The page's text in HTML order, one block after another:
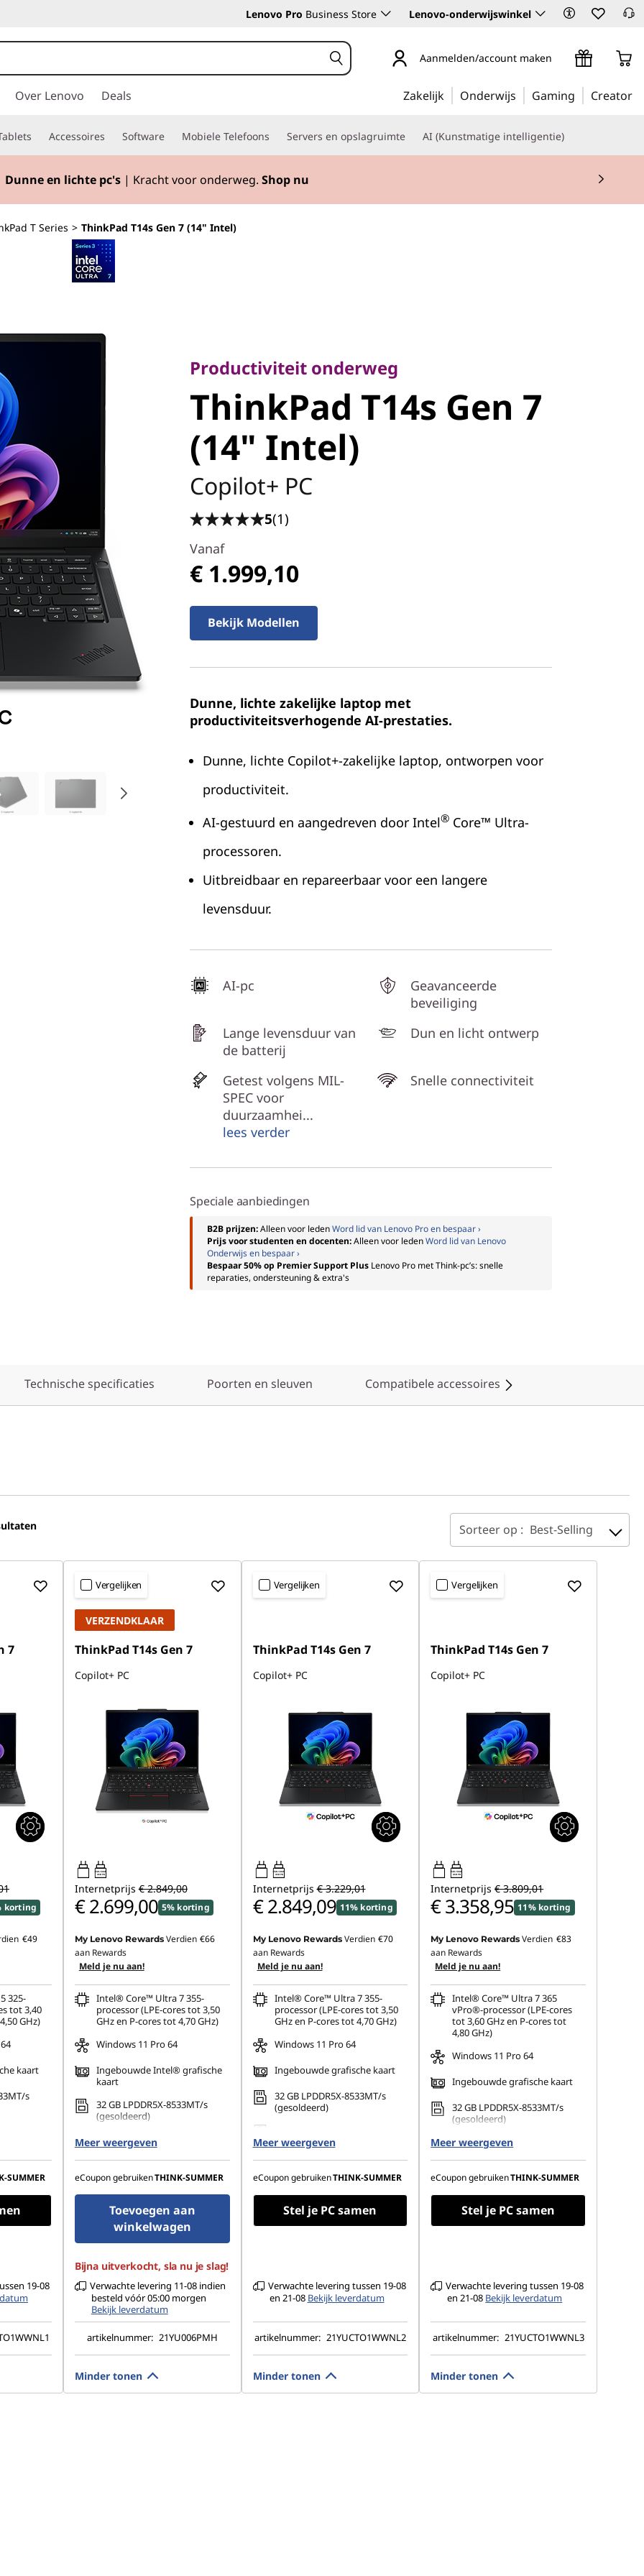
Lenovo Pro Business Store Lenovo-onderwijswinkel
Aanmelden/account maken
Over Lenovo Deals Zakelijk Onderwijs Gaming Creator
Accessoires Software Mobiele Telefoons Servers en opslagruimte AI (Kunstmatige intelligentie)
Dunne en lichte pc's| Kracht voor onderweg. Shop nu
T Series > ThinkPad T14s Gen 7 (14" Intel)
ThinkPad T14s Gen
7 (14" Intel)
Productiviteit onderweg
ThinkPad T14s Gen 7
(14" Intel)
Copilot+ PC
5(1)
Vanaf
€ 1.999,10
Bekijk Modellen
Dunne, lichte zakelijke laptop met
productiviteitsverhogende AI-prestaties.
Dunne, lichte Copilot+-zakelijke laptop, ontworpen voor
productiviteit.
AI-gestuurd en aangedreven door Intel® Core™ Ultra-
processoren.
Uitbreidbaar en repareerbaar voor een langere
levensduur.
AI-pc
Geavanceerde
beveiliging
Lange levensduur van
de batterij
Dun en licht ontwerp
Getest volgens MIL-
SPEC voor
duurzaamhei...
lees verder
Snelle connectiviteit
Speciale aanbiedingen
B2B prijzen:Alleen voor ledenWord lid van Lenovo Pro en bespaar ›
Prijs voor studenten en docenten:Alleen voor ledenWord lid van Lenovo
Onderwijs en bespaar ›
Bespaar 50% op Premier Support Plus Lenovo Pro met Think-pc’s: snelle
reparaties, ondersteuning & extra's
Technische specificaties Poorten en sleuven Compatibele accessoires
Sorteer op : Best-Selling
7
korting
€49
325-
tot 3,40
GHz)
kaart
s
IPS,
SUMMER
19-08
Vergelijken
VERZENDKLAAR
ThinkPad T14s Gen 7
Copilot+ PC
65W-100W
USB PD
Internetprijs € 2.849,00
€ 2.699,00 5% korting
My Lenovo Rewards Verdien €66
aan Rewards
Meld je nu aan!
Intel® Core™ Ultra 7 355-
processor (LPE-cores tot 3,50
GHz en P-cores tot 4,70 GHz)
Windows 11 Pro 64
Ingebouwde Intel® grafische
kaart
32 GB LPDDR5X-8533MT/s
(gesoldeerd)
512 GB SSD M.2 2280 PCIe
Gen4 TLC Opal
14" WUXGA (1920 x 1200), IPS,
ontspiegeld, geen
touchscreen, 45% NTSC, 400
nits, 60 Hz
Meer weergeven
eCoupon gebruikenTHINK-SUMMER
Toevoegen aan
winkelwagen
Bijna uitverkocht, sla nu je slag!
Verwachte levering 11-08 indien
besteld vóór 05:00 morgen
Bekijk leverdatum
artikelnummer: 21YU006PMH
Minder tonen
Vergelijken
ThinkPad T14s Gen 7
Copilot+ PC
65W-100W
USB PD
Internetprijs € 3.229,01
€ 2.849,09 11% korting
My Lenovo Rewards Verdien €70
aan Rewards
Meld je nu aan!
Intel® Core™ Ultra 7 355-
processor (LPE-cores tot 3,50
GHz en P-cores tot 4,70 GHz)
Windows 11 Pro 64
Ingebouwde grafische kaart
32 GB LPDDR5X-8533MT/s
(gesoldeerd)
Gen4 TLC Opal
14" WUXGA (1920 x 1200), IPS,
ontspiegeld, touch, 100%
energiezuinig
Meer weergeven
eCoupon gebruikenTHINK-SUMMER
Stel je PC samen
Verwachte levering tussen 19-08
en 21-08 Bekijk leverdatum
artikelnummer: 21YUCTO1WWNL2
Minder tonen
Vergelijken
ThinkPad T14s Gen 7
Copilot+ PC
65W-100W
USB PD
Internetprijs € 3.809,01
€ 3.358,95 11% korting
My Lenovo Rewards Verdien €83
aan Rewards
Meld je nu aan!
Intel® Core™ Ultra 7 365
vPro®-processor (LPE-cores
tot 3,60 GHz en P-cores tot
4,80 GHz)
Windows 11 Pro 64
Ingebouwde grafische kaart
32 GB LPDDR5X-8533MT/s
(gesoldeerd)
1 TB SSD M.2 2280 PCIe Gen4
TLC Opal
14" 2,8K (2880 x 1800), OLED,
touchscreen, HDR 500 True
Black, 100% DCI-P3, 500 nits,
Meer weergeven
eCoupon gebruikenTHINK-SUMMER
Stel je PC samen
Verwachte levering tussen 19-08
en 21-08 Bekijk leverdatum
artikelnummer: 21YUCTO1WWNL3
Minder tonen